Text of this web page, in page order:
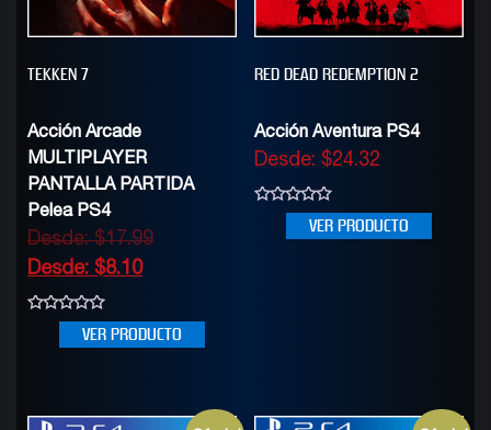
TEKKEN 7
Acción Arcade
MULTIPLAYER
PANTALLA PARTIDA
Pelea PS4
Desde:$17.99
Desde: $8.10
VER PRODUCTO
RED DEAD REDEMPTION 2
Acción Aventura PS4
Desde: $24.32
VER PRODUCTO